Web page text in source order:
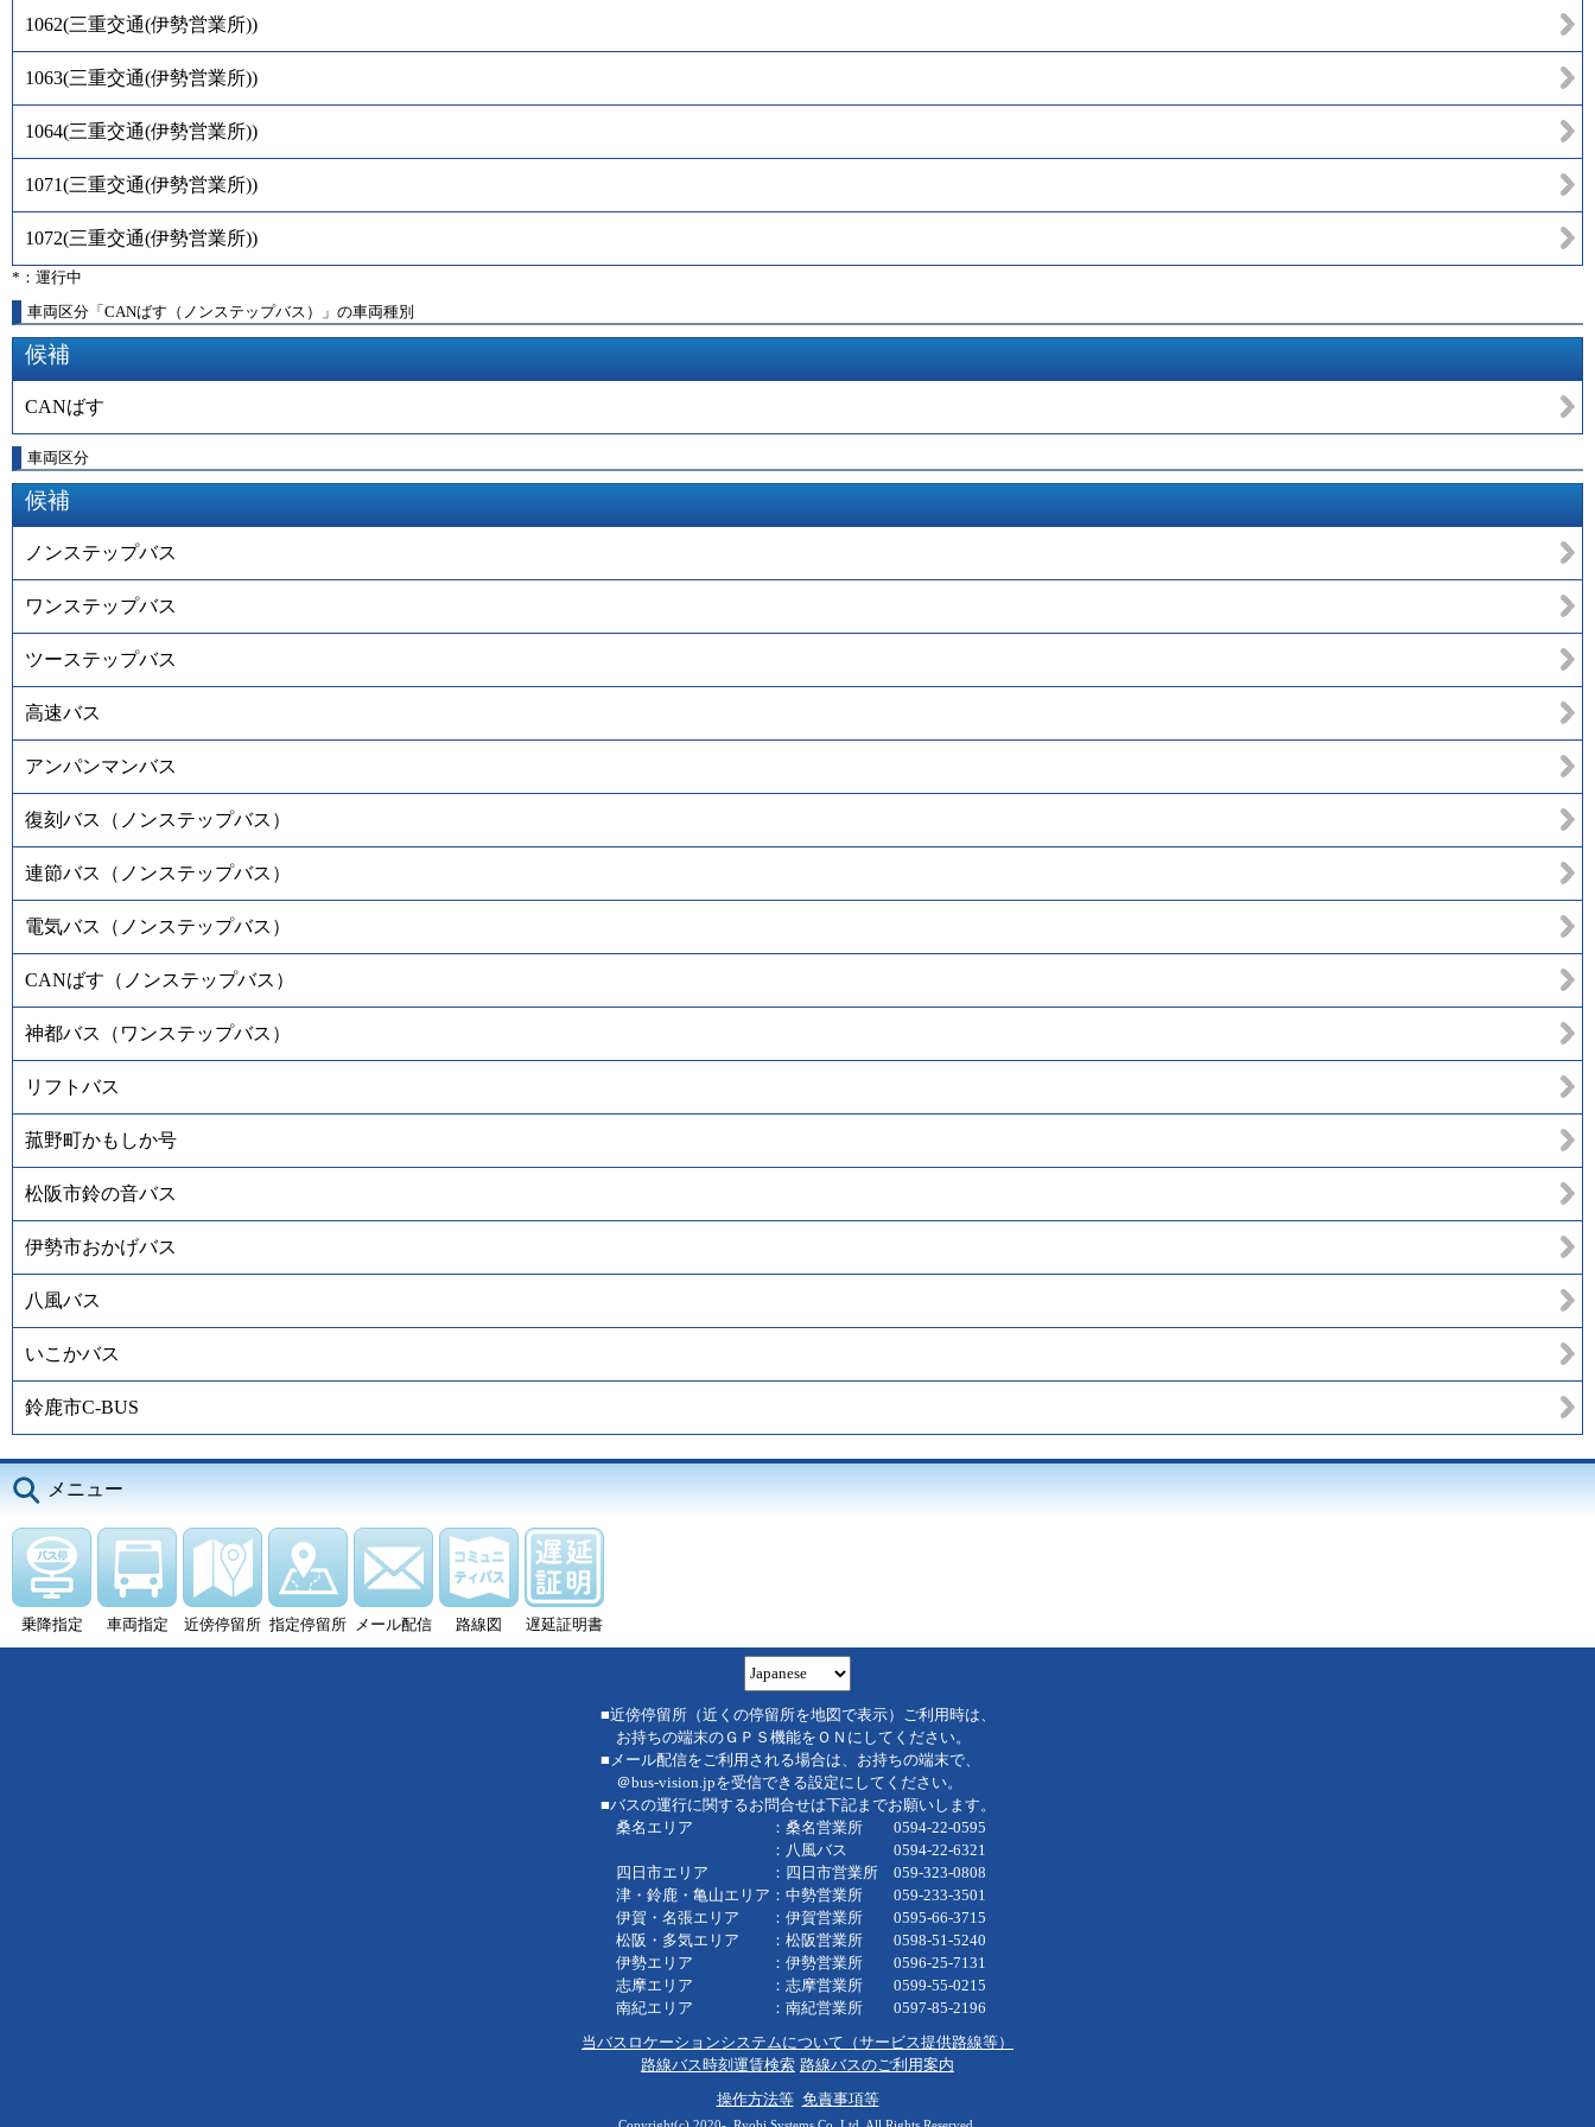
1062(三重交通(伊勢営業所))
1063(三重交通(伊勢営業所))
1064(三重交通(伊勢営業所))
1071(三重交通(伊勢営業所))
1072(三重交通(伊勢営業所))
*：運行中
車両区分「CANばす（ノンステップバス）」の車両種別
候補
CANばす
車両区分
候補
ノンステップバス
ワンステップバス
ツーステップバス
高速バス
アンパンマンバス
復刻バス（ノンステップバス）
連節バス（ノンステップバス）
電気バス（ノンステップバス）
CANばす（ノンステップバス）
神都バス（ワンステップバス）
リフトバス
菰野町かもしか号
松阪市鈴の音バス
伊勢市おかげバス
八風バス
いこかバス
鈴鹿市C-BUS
メニュー
乗降指定 車両指定 近傍停留所 指定停留所 メール配信 路線図 遅延証明書
■近傍停留所（近くの停留所を地図で表示）ご利用時は、
お持ちの端末のＧＰＳ機能をＯＮにしてください。
■メール配信をご利用される場合は、お持ちの端末で、
＠bus-vision.jpを受信できる設定にしてください。
■バスの運行に関するお問合せは下記までお願いします。
桑名エリア ：桑名営業所 0594-22-0595
：八風バス 0594-22-6321
四日市エリア ：四日市営業所 059-323-0808
津・鈴鹿・亀山エリア：中勢営業所 059-233-3501
伊賀・名張エリア ：伊賀営業所 0595-66-3715
松阪・多気エリア ：松阪営業所 0598-51-5240
伊勢エリア ：伊勢営業所 0596-25-7131
志摩エリア ：志摩営業所 0599-55-0215
南紀エリア ：南紀営業所 0597-85-2196
当バスロケーションシステムについて（サービス提供路線等）
路線バス時刻運賃検索 路線バスのご利用案内
操作方法等 免責事項等